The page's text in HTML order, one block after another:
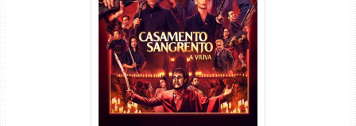
Casamento Sangrento: A
Viúva Torrent (2026) WEB-DL
720p/1080p/4K Dual Áudio